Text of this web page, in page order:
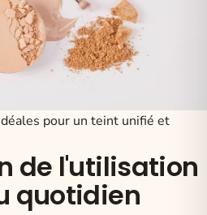
pour un teint unifié et
de l'utilisation
quotidien